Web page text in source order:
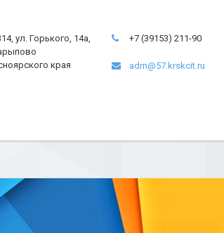
ул. Горького, 14а,
края
+7 (39153) 211-90
adm@57.krskcit.ru